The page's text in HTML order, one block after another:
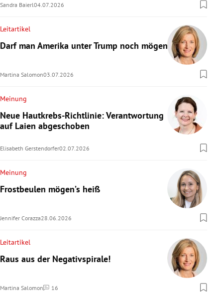
Sandra Baierl04.07.2026
Leitartikel
Darf man Amerika unter Trump noch mögen?
Martina Salomon03.07.2026
Meinung
Neue Hautkrebs-Richtlinie: Verantwortung
auf Laien abgeschoben
Elisabeth Gerstendorfer02.07.2026
Meinung
Frostbeulen mögen’s heiß
Jennifer Corazza28.06.2026
Leitartikel
Raus aus der Negativspirale!
Martina Salomon 16
Kommentare